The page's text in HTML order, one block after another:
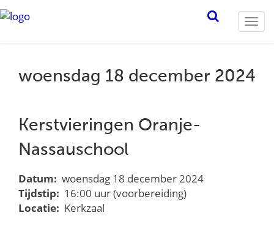
woensdag 18 december 2024
Kerstvieringen Oranje-
Nassauschool
Datum: woensdag 18 december 2024
Tijdstip: 16:00 uur (voorbereiding)
Locatie: Kerkzaal